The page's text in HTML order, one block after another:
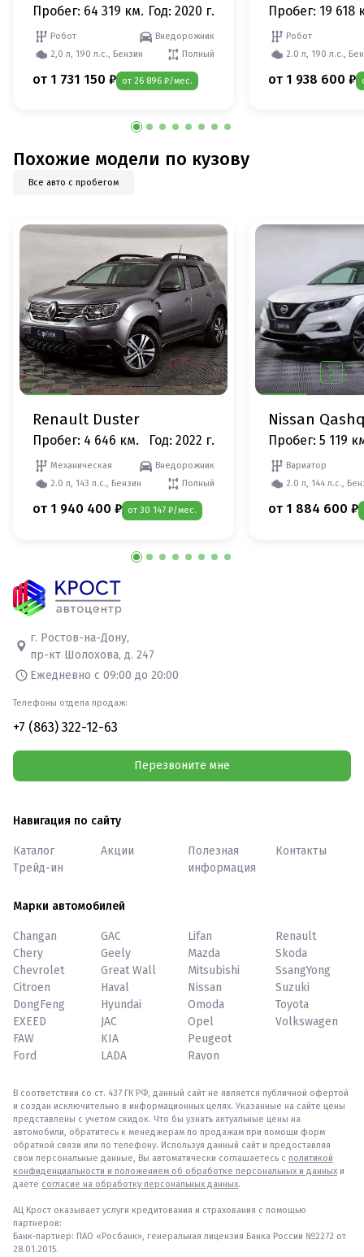
Пробег: 64 319 км. Год: 2020 г.
Робот
Внедорожник
2,0 л, 190 л.с., Бензин
Полный
от 1 731 150 ₽ от 26 896 ₽/мес.
Пробег: 19 618
Робот
2.0 л, 190 л.с.,
от 1 938 600 ₽
Похожие модели по кузову
Все авто с пробегом
Renault Duster
Пробег: 4 646 км. Год: 2022 г.
Механическая
Внедорожник
2.0 л, 143 л.с., Бензин
Полный
от 1 940 400 ₽ от 30 147 ₽/мес.
Nissan
Пробег: 5 119
Вариатор
2.0 л, 144 л.с.,
от 1 884 600 ₽
г. Ростов-на-Дону,
пр-кт Шолохова, д. 247
Ежедневно с 09:00 до 20:00
Телефоны отдела продаж:
+7 (863) 322-12-63
Перезвоните мне
Навигация по сайту
Каталог
Трейд-ин
Акции
Полезная
информация
Контакты
Марки автомобилей
Changan
Chery
Chevrolet
Citroen
DongFeng
EXEED
FAW
Ford
GAC
Geely
Great Wall
Haval
Hyundai
JAC
KIA
LADA
Lifan
Mazda
Mitsubishi
Nissan
Omoda
Opel
Peugeot
Ravon
Renault
Skoda
SsangYong
Suzuki
Toyota
Volkswagen
В соответствии со ст. 437 ГК РФ, данный сайт не является публичной офертой
и создан исключительно в информационных целях. Указанные на сайте цены
представлены с учетом скидок. Что бы узнать актуальные цены на
автомобили, обратитесь к менеджерам по продажам при помощи форм
обратной связи или по телефону. Используя данный сайт и предоставляя
свои персональные данные, Вы автоматически соглашаетесь с политикой
конфиденциальности и положением об обработке персональных и данных и
даете согласие на обработку персональных данных.
АЦ Крост оказывает услуги кредитования и страхования с помощью
партнеров:
Банк-партнер: ПАО «Росбанк», генеральная лицензия Банка России №2272 от
28.01.2015.